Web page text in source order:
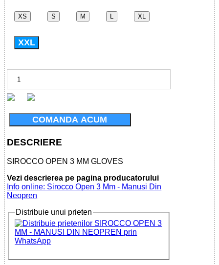
XS S M L XL
XXL
COMANDA ACUM
DESCRIERE
SIROCCO OPEN 3 MM GLOVES
Vezi descrierea pe pagina producatorului
Info online: Sirocco Open 3 Mm - Manusi Din
Neopren
Distribuie unui prieten